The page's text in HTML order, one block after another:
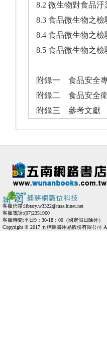
8.2 微生物對食品汙
8.3 食品微生物之
8.4 食品微生物之
8.5 食品微生物之
附錄一 食品安全
附錄二 食品安全
附錄三 參考文獻
客服信箱:library.w3322@msa.hinet.net
客服電話:(07)2351960
客服時間:平日9：30-18：00（國定假日除外）
Copyright © 2017 五楠圖書用品股份有限公司